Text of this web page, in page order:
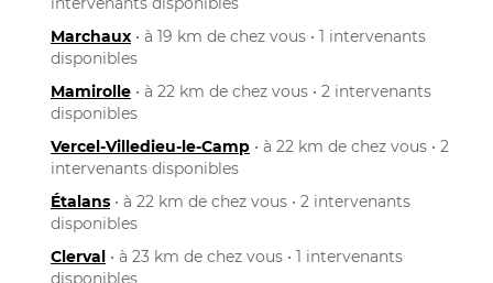
Marchaux • à 19 km de chez vous • 1 intervenants
disponibles
Mamirolle • à 22 km de chez vous • 2 intervenants
disponibles
Vercel-Villedieu-le-Camp • à 22 km de chez vous • 2
intervenants disponibles
Étalans • à 22 km de chez vous • 2 intervenants
disponibles
Clerval • à 23 km de chez vous • 1 intervenants
disponibles